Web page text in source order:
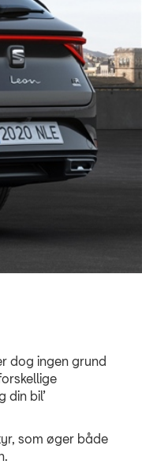
dog ingen grund
din bil’
som øger både